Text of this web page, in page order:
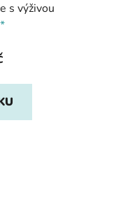
s výživou